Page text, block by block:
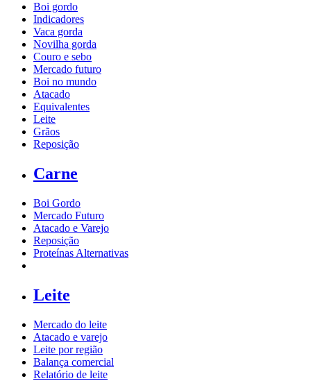
Boi gordo
Indicadores
Vaca gorda
Novilha gorda
Couro e sebo
Mercado futuro
Boi no mundo
Atacado
Equivalentes
Leite
Grãos
Reposição
Carne
Boi Gordo
Mercado Futuro
Atacado e Varejo
Reposição
Proteínas Alternativas
Leite
Mercado do leite
Atacado e varejo
Leite por região
Balança comercial
Relatório de leite